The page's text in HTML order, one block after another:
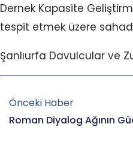
Dernek Kapasite
tespit etmek üzere
Şanlıurfa Davulcular ve
Önceki Haber